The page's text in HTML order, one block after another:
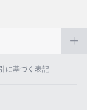
に基づく表記